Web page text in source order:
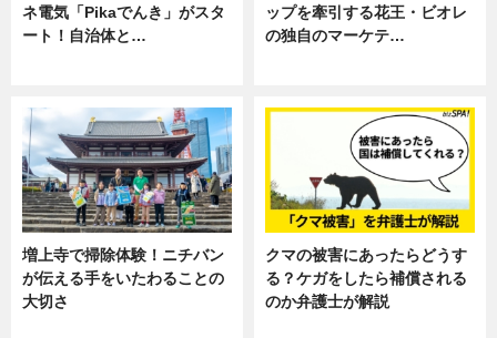
ネ電気「Pikaでんき」がスタ
ート！自治体と…
ップを牽引する花王・ビオレ
の独自のマーケテ…
増上寺で掃除体験！ニチバン
が伝える手をいたわることの
大切さ
クマの被害にあったらどうす
る？ケガをしたら補償される
のか弁護士が解説